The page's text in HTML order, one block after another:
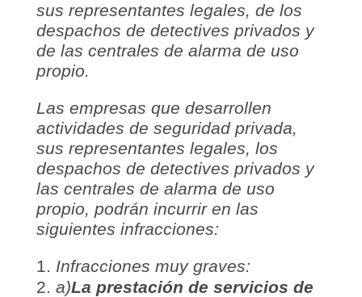
sus representantes legales, de los
despachos de detectives privados y
de las centrales de alarma de uso
propio.
Las empresas que desarrollen
actividades de seguridad privada,
sus representantes legales, los
despachos de detectives privados y
las centrales de alarma de uso
propio, podrán incurrir en las
siguientes infracciones:
Infracciones muy graves:
a)La prestación de servicios de